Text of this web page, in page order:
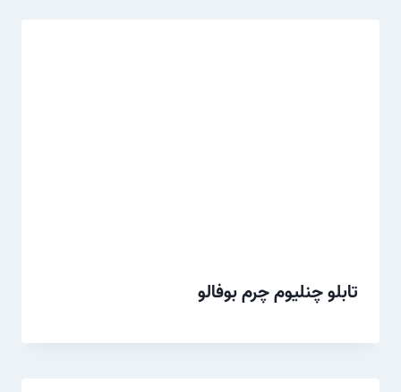
تابلو چنلیوم چرم بوفالو